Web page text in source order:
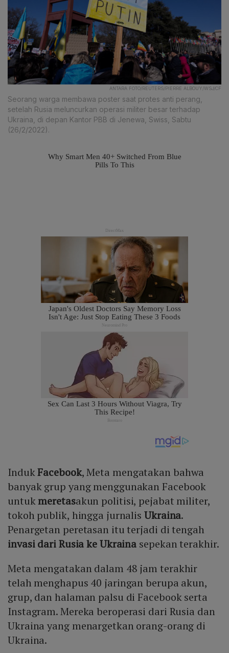
ANTARA FOTO/REUTERS/PIERRE ALBOUY/WSJ/CF
Seorang warga membawa poster saat protes anti perang,
setelah Rusia meluncurkan operasi militer besar terhadap
Ukraina, di depan Kantor PBB di Jenewa, Swiss, Sabtu
(26/2/2022).
IndukFacebook, Meta mengatakan bahwa
banyak grup yang menggunakan Facebook
untukmeretasakun politisi, pejabat militer,
tokoh publik, hingga jurnalis Ukraina.
Penargetan peretasan itu terjadi di tengah
invasi dari Rusia ke Ukraina sepekan terakhir.
Meta mengatakan dalam 48 jam terakhir
telah menghapus 40 jaringan berupa akun,
grup, dan halaman palsu di Facebook serta
Instagram. Mereka beroperasi dari Rusia dan
Ukraina yang menargetkan orang-orang di
Ukraina.